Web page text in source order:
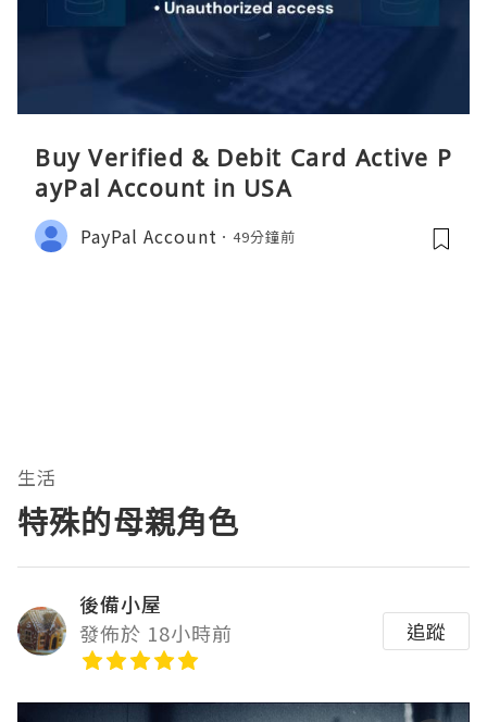
Buy Verified & Debit Card Active P
ayPal Account in USA
PayPal Account 49分鐘前
生活
特殊的母親角色
後備小屋
發佈於 18小時前
追蹤